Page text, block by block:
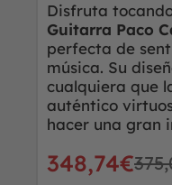
Disfruta
Guitarra Paco
perfecta de
música. Su
cualquiera que
auténtico
hacer una gran
348,74€